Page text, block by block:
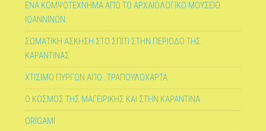
ΕΝΑ ΚΟΜΨΟΤΕΧΝΗΜΑ ΑΠΟ ΤΟ ΑΡΧΑΙΟΛΟΓΙΚΟ ΜΟΥΣΕΙΟ
ΙΩΑΝΝΙΝΩΝ
ΣΩΜΑΤΙΚΗ ΑΣΚΗΣΗ ΣΤΟ ΣΠΙΤΙ ΣΤΗΝ ΠΕΡΙΟΔΟ ΤΗΣ
ΚΑΡΑΝΤΙΝΑΣ
ΧΤΙΣΙΜΟ ΠΥΡΓΩΝ ΑΠΟ…ΤΡΑΠΟΥΛΟΧΑΡΤΑ
Ο ΚΟΣΜΟΣ ΤΗΣ ΜΑΓΕΙΡΙΚΗΣ ΚΑΙ ΣΤΗΝ ΚΑΡΑΝΤΙΝΑ
ORIGAMI